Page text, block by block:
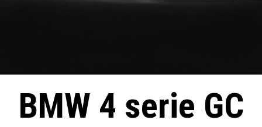
BMW 4 serie GC